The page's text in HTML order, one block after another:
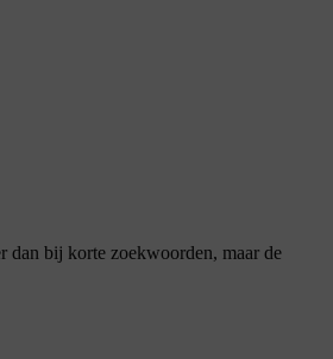
dan bij korte zoekwoorden, maar de